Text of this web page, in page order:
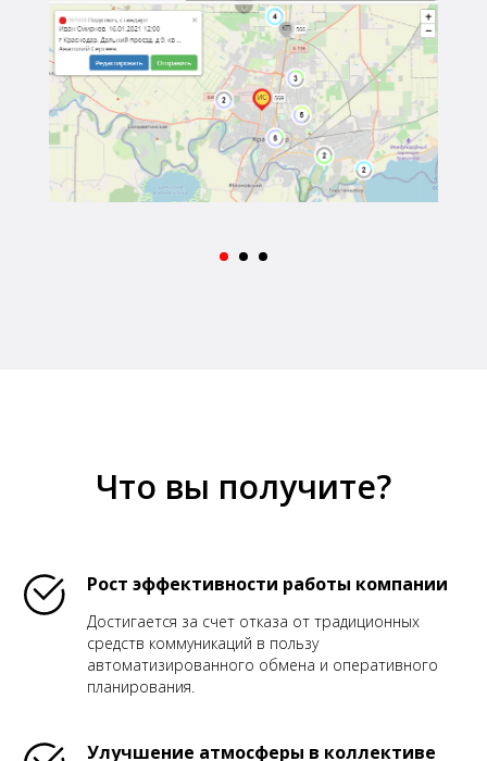
Что вы получите?
Рост эффективности работы компании
Достигается за счет отказа от традиционных
средств коммуникаций в пользу
автоматизированного обмена и оперативного
планирования.
Улучшение атмосферы в коллективе